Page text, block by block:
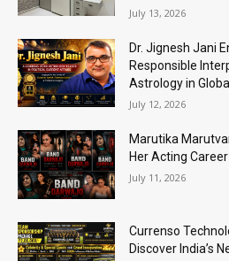
July 13, 2026
Dr. Jignesh Jani
Responsible
Astrology in
July 12, 2026
Marutika
Her Acting
July 11, 2026
Currenso
Discover India’s